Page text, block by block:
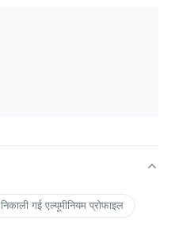
निकाली गई एल्यूमीनियम प्रोफाइल